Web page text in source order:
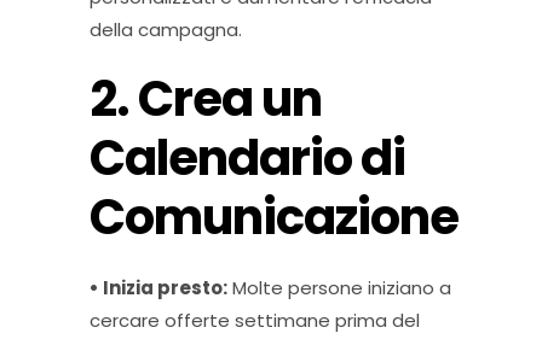
della campagna.
2. Crea un
Calendario di
Comunicazione
• Inizia presto:Molte persone iniziano a
cercare offerte settimane prima del